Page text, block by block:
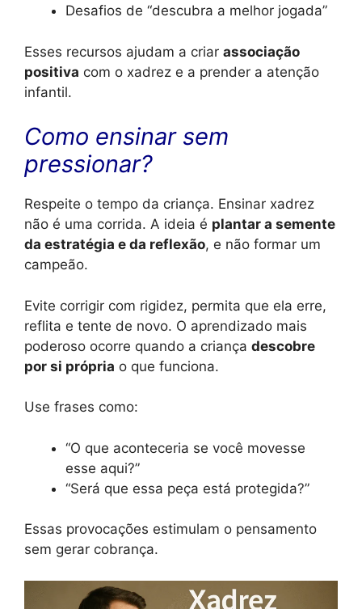
Desafios de “descubra a melhor jogada”
Esses recursos ajudam a criar associação
positiva com o xadrez e a prender a atenção
infantil.
Como ensinar sem
pressionar?
Respeite o tempo da criança. Ensinar xadrez
não é uma corrida. A ideia é plantar a semente
da estratégia e da reflexão, e não formar um
campeão.
Evite corrigir com rigidez, permita que ela erre,
reflita e tente de novo. O aprendizado mais
poderoso ocorre quando a criança descobre
por si própria o que funciona.
Use frases como:
“O que aconteceria se você movesse
esse aqui?”
“Será que essa peça está protegida?”
Essas provocações estimulam o pensamento
sem gerar cobrança.